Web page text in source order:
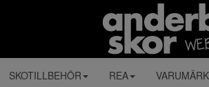
SKOTILLBEHÖR REA